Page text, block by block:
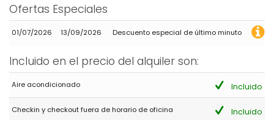
Grupos de amigos - Octubre 2022 - Reino Unido :
(Texto original)
Great property and facilities, in a really good location, car not
walking distance.
Ofertas Especiales
01/07/2026 13/09/2026 Descuento especial de último minuto
Incluido en el precio del alquiler son:
Aire acondicionado Incluido
Checkin y checkout fuera de horario de oficina Incluido